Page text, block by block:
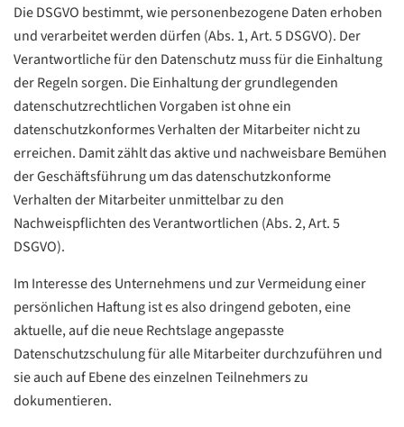
Die DSGVO bestimmt, wie personenbezogene Daten erhoben
und verarbeitet werden dürfen (Abs. 1, Art. 5 DSGVO). Der
Verantwortliche für den Datenschutz muss für die Einhaltung
der Regeln sorgen. Die Einhaltung der grundlegenden
datenschutzrechtlichen Vorgaben ist ohne ein
datenschutzkonformes Verhalten der Mitarbeiter nicht zu
erreichen. Damit zählt das aktive und nachweisbare Bemühen
der Geschäftsführung um das datenschutzkonforme
Verhalten der Mitarbeiter unmittelbar zu den
Nachweispflichten des Verantwortlichen (Abs. 2, Art. 5
DSGVO).
Im Interesse des Unternehmens und zur Vermeidung einer
persönlichen Haftung ist es also dringend geboten, eine
aktuelle, auf die neue Rechtslage angepasste
Datenschutzschulung für alle Mitarbeiter durchzuführen und
sie auch auf Ebene des einzelnen Teilnehmers zu
dokumentieren.